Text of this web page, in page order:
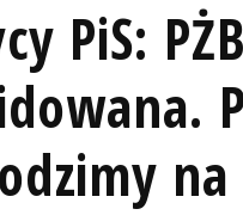
PiS: